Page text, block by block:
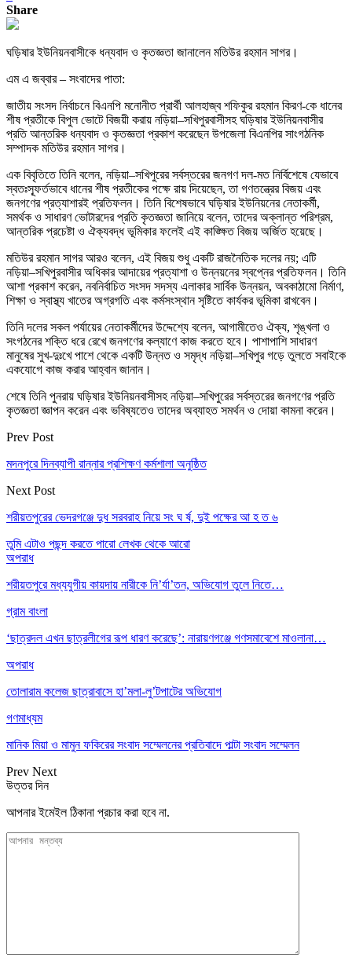
Share
ঘড়িষার ইউনিয়নবাসীকে ধন্যবাদ ও কৃতজ্ঞতা জানালেন মতিউর রহমান সাগর।
এম এ জব্বার – সংবাদের পাতা:
জাতীয় সংসদ নির্বাচনে বিএনপি মনোনীত প্রার্থী আলহাজ্ব শফিকুর রহমান কিরণ-কে ধানের
শীষ প্রতীকে বিপুল ভোটে বিজয়ী করায় নড়িয়া–সখিপুরবাসীসহ ঘড়িষার ইউনিয়নবাসীর
প্রতি আন্তরিক ধন্যবাদ ও কৃতজ্ঞতা প্রকাশ করেছেন উপজেলা বিএনপির সাংগঠনিক
সম্পাদক মতিউর রহমান সাগর।
এক বিবৃতিতে তিনি বলেন, নড়িয়া–সখিপুরের সর্বস্তরের জনগণ দল-মত নির্বিশেষে যেভাবে
স্বতঃস্ফূর্তভাবে ধানের শীষ প্রতীকের পক্ষে রায় দিয়েছেন, তা গণতন্ত্রের বিজয় এবং
জনগণের প্রত্যাশারই প্রতিফলন। তিনি বিশেষভাবে ঘড়িষার ইউনিয়নের নেতাকর্মী,
সমর্থক ও সাধারণ ভোটারদের প্রতি কৃতজ্ঞতা জানিয়ে বলেন, তাদের অক্লান্ত পরিশ্রম,
আন্তরিক প্রচেষ্টা ও ঐক্যবদ্ধ ভূমিকার ফলেই এই কাঙ্ক্ষিত বিজয় অর্জিত হয়েছে।
মতিউর রহমান সাগর আরও বলেন, এই বিজয় শুধু একটি রাজনৈতিক দলের নয়; এটি
নড়িয়া–সখিপুরবাসীর অধিকার আদায়ের প্রত্যাশা ও উন্নয়নের স্বপ্নের প্রতিফলন। তিনি
আশা প্রকাশ করেন, নবনির্বাচিত সংসদ সদস্য এলাকার সার্বিক উন্নয়ন, অবকাঠামো নির্মাণ,
শিক্ষা ও স্বাস্থ্য খাতের অগ্রগতি এবং কর্মসংস্থান সৃষ্টিতে কার্যকর ভূমিকা রাখবেন।
তিনি দলের সকল পর্যায়ের নেতাকর্মীদের উদ্দেশ্যে বলেন, আগামীতেও ঐক্য, শৃঙ্খলা ও
সংগঠনের শক্তি ধরে রেখে জনগণের কল্যাণে কাজ করতে হবে। পাশাপাশি সাধারণ
মানুষের সুখ-দুঃখে পাশে থেকে একটি উন্নত ও সমৃদ্ধ নড়িয়া–সখিপুর গড়ে তুলতে সবাইকে
একযোগে কাজ করার আহ্বান জানান।
শেষে তিনি পুনরায় ঘড়িষার ইউনিয়নবাসীসহ নড়িয়া–সখিপুরের সর্বস্তরের জনগণের প্রতি
কৃতজ্ঞতা জ্ঞাপন করেন এবং ভবিষ্যতেও তাদের অব্যাহত সমর্থন ও দোয়া কামনা করেন।
Prev Post
মদনপুরে দিনব্যাপী রান্নার প্রশিক্ষণ কর্মশালা অনুষ্ঠিত
Next Post
শরীয়তপুরের ভেদরগঞ্জে দুধ সরবরাহ নিয়ে সং ঘ র্ষ, দুই পক্ষের আ হ ত ৬
তুমি এটাও পছন্দ করতে পারো লেখক থেকে আরো
অপরাধ
শরীয়তপুরে মধ্যযুগীয় কায়দায় নারীকে নি’র্যা’তন, অভিযোগ তুলে নিতে…
গ্রাম বাংলা
‘ছাত্রদল এখন ছাত্রলীগের রূপ ধারণ করেছে’: নারায়ণগঞ্জে গণসমাবেশে মাওলানা…
অপরাধ
তোলারাম কলেজ ছাত্রাবাসে হা’মলা-লু’টপাটের অভিযোগ
গণমাধ্যম
মানিক মিয়া ও মামুন ফকিরের সংবাদ সম্মেলনের প্রতিবাদে পাল্টা সংবাদ সম্মেলন
Prev Next
উত্তর দিন
আপনার ইমেইল ঠিকানা প্রচার করা হবে না.